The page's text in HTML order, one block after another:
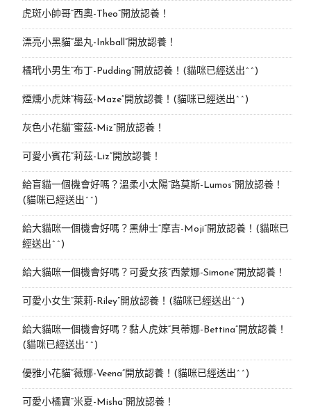
虎斑小帥哥“西奧-Theo”開放認養！
漂亮小黑貓“墨丸-Inkball”開放認養！
橘玳小男生“布丁-Pudding”開放認養！(貓咪已經送出^^)
煙燻小虎妹“梅茲-Maze”開放認養！(貓咪已經送出^^)
灰色小花貓“蜜茲-Miz”開放認養！
可愛小賓花“莉茲-Liz”開放認養！
給盲貓一個機會好嗎？溫柔小太陽“路莫斯-Lumos”開放認養！
(貓咪已經送出^^)
給大貓咪一個機會好嗎？黑紳士“摩吉-Moji”開放認養！(貓咪已
經送出^^)
給大貓咪一個機會好嗎？可愛女孩“西蒙娜-Simone“開放認養！
可愛小女生“萊莉-Riley”開放認養！(貓咪已經送出^^)
給大貓咪一個機會好嗎？黏人虎妹“貝蒂娜-Bettina”開放認養！
(貓咪已經送出^^)
優雅小花貓“薇娜-Veena”開放認養！(貓咪已經送出^^)
可愛小橘寶”米夏-Misha”開放認養！